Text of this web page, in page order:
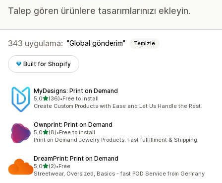
Talep gören ürünlere tasarımlarınızı ekleyin.
343 uygulama: Global gönderim Temizle
Built for Shopify
MyDesigns: Print on Demand
5,05 yıldız üzerinden
(36)
toplam 36 değerlendirme
•Free to install
Create Custom Products with Ease and Let Us Handle the Rest.
Ownprint: Print on Demand
5,05 yıldız üzerinden
(8)
toplam 8 değerlendirme
•Free to install
Print on Demand Jewelry Products. Fast fulfillment & Shipping
DreamPrint: Print on Demand
5,05 yıldız üzerinden
(2)
toplam 2 değerlendirme
•Free
Streetwear, Oversized, Basics - fast POD Service from Germany